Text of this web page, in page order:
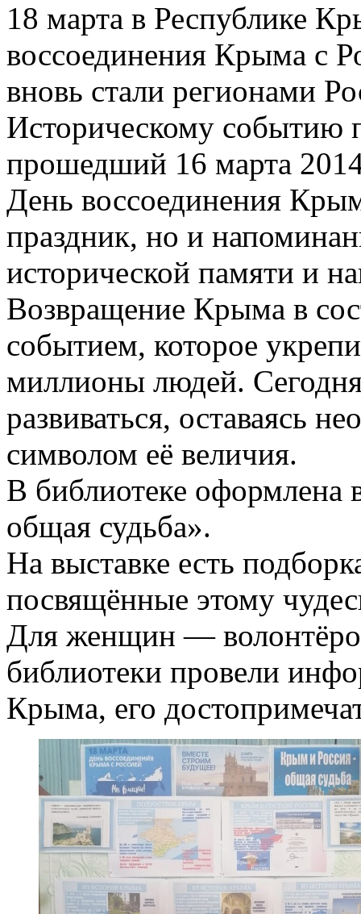
18 марта в Республике
воссоединения Крыма с
вновь стали регионами
Историческому событию
прошедший 16 марта
День воссоединения
праздник, но и
исторической памяти и
Возвращение Крыма в
событием, которое
миллионы людей.
развиваться, оставаясь
символом её величия.
В библиотеке
общая судьба».
На выставке есть
посвящённые этому
Для женщин —
библиотеки провели
Крыма, его